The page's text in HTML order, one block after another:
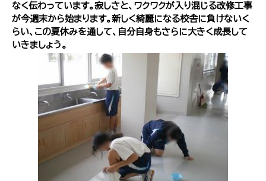
なく伝わっています。寂しさと、ワクワクが入り混じる改修工事
が今週末から始まります。新しく綺麗になる校舎に負けないく
らい、この夏休みを通して、自分自身もさらに大きく成長して
いきましょう。